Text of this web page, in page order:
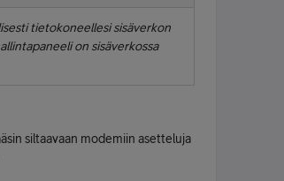
tietokoneellesi sisäverkon
on sisäverkossa
siltaavaan modemiin asetteluja